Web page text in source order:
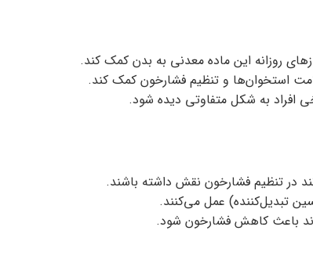
روزانه این ماده معدنی به بدن کمک کند.
استخوان‌ها و تنظیم فشارخون کمک کند.
افراد به شکل متفاوتی دیده شود.
در تنظیم فشارخون نقش داشته باشند.
باعث کاهش فشارخون شود.